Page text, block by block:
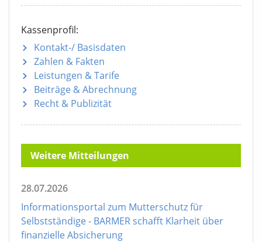
Kassenprofil:
Kontakt-/ Basisdaten
Zahlen & Fakten
Leistungen & Tarife
Beiträge & Abrechnung
Recht & Publizität
Weitere Mitteilungen
28.07.2026
Informationsportal zum Mutterschutz für
Selbstständige - BARMER schafft Klarheit über
finanzielle Absicherung